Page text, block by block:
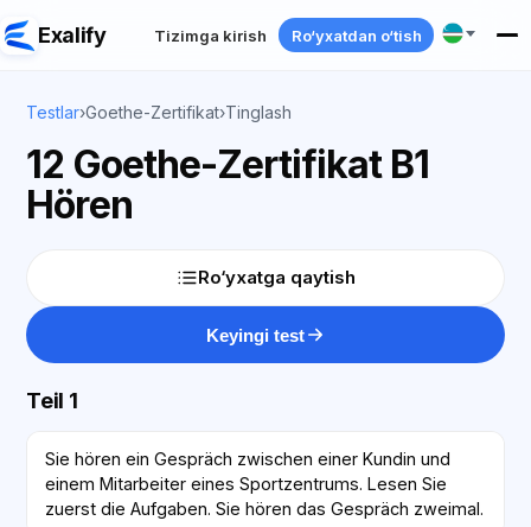
Exalify Tizimga kirish Ro‘yxatdan o‘tish
Testlar›Goethe-Zertifikat›Tinglash
12 Goethe-Zertifikat B1
Hören
Ro‘yxatga qaytish
Keyingi test
Teil 1
Sie hören ein Gespräch zwischen einer Kundin und
einem Mitarbeiter eines Sportzentrums. Lesen Sie
zuerst die Aufgaben. Sie hören das Gespräch zweimal.